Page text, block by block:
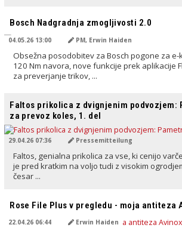
Bosch Nadgradnja zmogljivosti 2.0
04.05.26 13:00 PM, Erwin Haiden
Obsežna posodobitev za Bosch pogone za
120 Nm navora, nove funkcije prek aplikacije
za preverjanje trikov, ...
Faltos prikolica z dvignjenim podvozjem:
za prevoz koles, 1. del
29.04.26 07:36 Pressemitteilung
Faltos, genialna prikolica za vse, ki cenijo
je pred kratkim na voljo tudi z visokim
česar ...
Rose File Plus v pregledu - moja antiteza
22.04.26 06:44 Erwin Haiden